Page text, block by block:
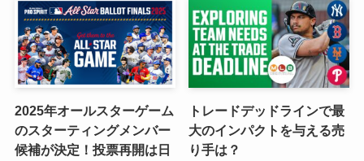
2025年オールスターゲーム
のスターティングメンバー
候補が決定！投票再開は日
トレードデッドラインで最
大のインパクトを与える売
り手は？